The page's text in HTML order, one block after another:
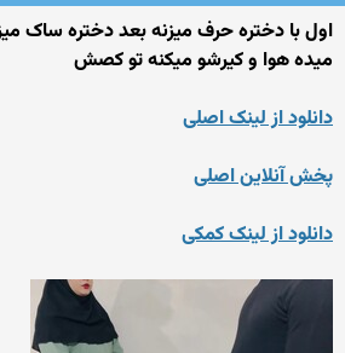
اول با دختره حرف میزنه بعد دختره ساک
میده هوا و کیرشو میکنه تو کصش
دانلود از لینک اصلی
پخش آنلاین اصلی
دانلود از لینک کمکی